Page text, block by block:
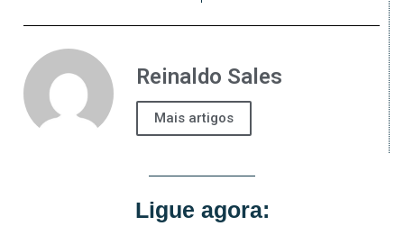
Reinaldo Sales
Mais artigos
Ligue agora: